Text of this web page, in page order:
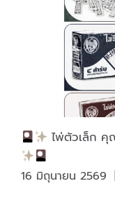
ไพ่ตัวเล็ก คุ
16 มิถุนายน 2569